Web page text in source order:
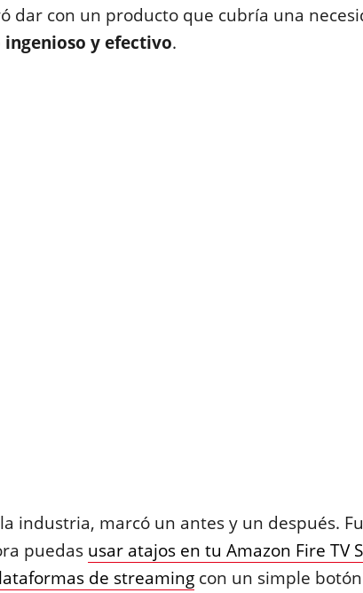
dar con un producto que cubría una
ingenioso y efectivo.
industria, marcó un antes y un después.
puedas usar atajos en tu Amazon Fire TV
de streamingcon un simple